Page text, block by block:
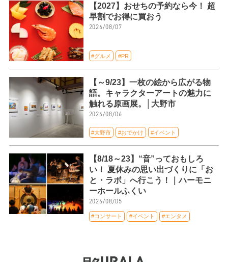
【2027】おせちの予約なら今！ 超
早割でお得に買おう
2026/08/07
#グルメ #PR
【～9/23】一枚の絵から広がる物
語。キャラクターアートの魅力に
触れる原画展。│大野市
2026/08/06
#大野市 #おでかけ #イベント
【8/18～23】“音”っておもしろ
い！ 夏休みの思い出づくりに「お
と・ラボ」へ行こう！｜ハーモニ
ーホールふくい
2026/08/05
#コンサート #イベント #エンタメ